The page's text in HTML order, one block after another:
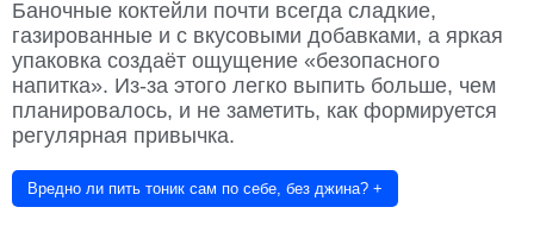
Баночные коктейли почти всегда сладкие,
газированные и с вкусовыми добавками, а яркая
упаковка создаёт ощущение «безопасного
напитка». Из-за этого легко выпить больше, чем
планировалось, и не заметить, как формируется
регулярная привычка.
Вредно ли пить тоник сам по себе, без джина? +